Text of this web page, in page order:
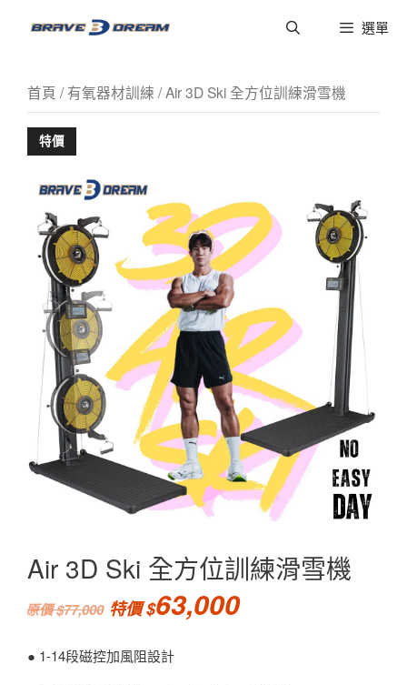
選單
首頁 /有氧器材訓練 / Air 3D Ski 全方位訓練滑雪機
特價
Air 3D Ski 全方位訓練滑雪機
77,000 63,000
● 1-14段磁控加風阻設計